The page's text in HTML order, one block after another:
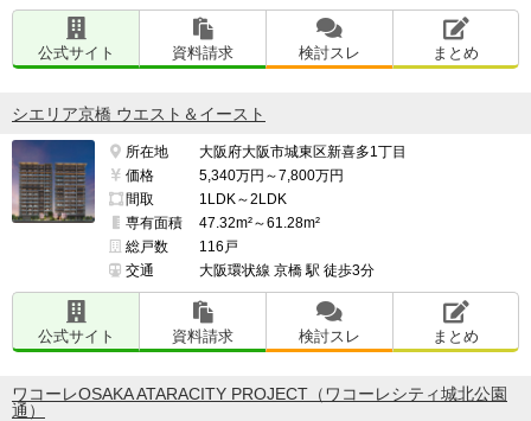
公式サイト 資料請求 検討スレ まとめ
シエリア京橋 ウエスト＆イースト
所在地
大阪府大阪市城東区新喜多1丁目
価格
5,340万円～7,800万円
間取
1LDK～2LDK
専有面積
47.32m²～61.28m²
総戸数
116戸
交通
大阪環状線 京橋 駅 徒歩3分
公式サイト 資料請求 検討スレ まとめ
ワコーレOSAKA ATARACITY PROJECT（ワコーレシティ城北公園
通）